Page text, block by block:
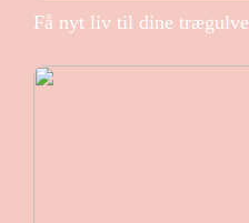
Få nyt liv til dine trægulve